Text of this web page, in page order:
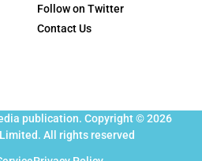
Follow on Twitter
Contact Us
publication. Copyright © 2026
All rights reserved